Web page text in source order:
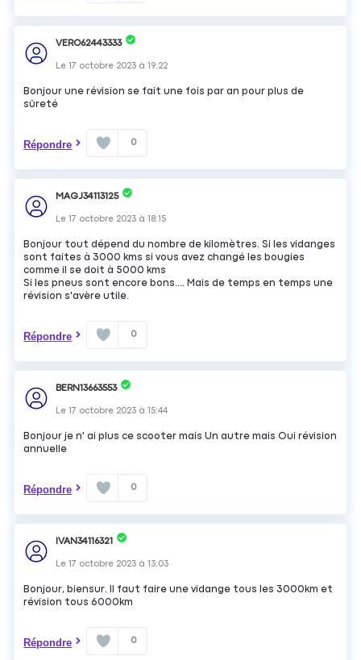
VERO62443333
Le17 octobre 2023 à19:22
Bonjour une révision se fait une fois par an pour plus de
sûreté
Répondre 0
MAGJ34113125
Le17 octobre 2023 à18:15
Bonjour tout dépend du nombre de kilomètres. Si les vidanges
sont faites à 3000 kms si vous avez changé les bougies
comme il se doit à 5000 kms
Si les pneus sont encore bons.... Mais de temps en temps une
révision s'avère utile.
Répondre 0
BERN13663553
Le17 octobre 2023 à15:44
Bonjour je n' ai plus ce scooter mais Un autre mais Oui révision
annuelle
Répondre 0
IVAN34116321
Le17 octobre 2023 à13:03
Bonjour, biensur. Il faut faire une vidange tous les 3000km et
révision tous 6000km
Répondre 0